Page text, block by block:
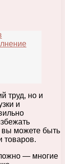
труд, но и
и
вы можете быть
товаров.
— многие